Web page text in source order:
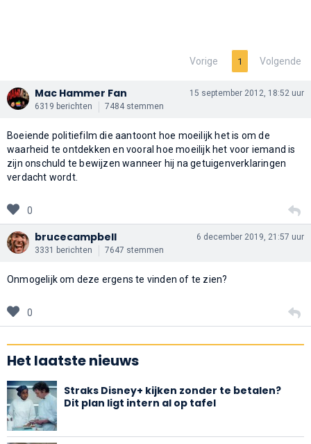
Vorige 1 Volgende
Mac Hammer Fan
6319 berichten 7484 stemmen
15 september 2012, 18:52 uur
Boeiende politiefilm die aantoont hoe moeilijk het is om de
waarheid te ontdekken en vooral hoe moeilijk het voor iemand is
zijn onschuld te bewijzen wanneer hij na getuigenverklaringen
verdacht wordt.
0
brucecampbell
3331 berichten 7647 stemmen
6 december 2019, 21:57 uur
Onmogelijk om deze ergens te vinden of te zien?
0
Het laatste nieuws
Straks Disney+ kijken zonder te betalen?
Dit plan ligt intern al op tafel